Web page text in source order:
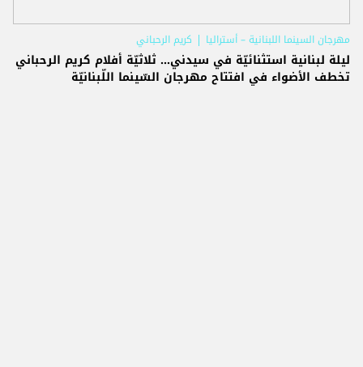
مهرجان السينما اللبنانية – أستراليا كريم الرحباني
ليلة لبنانية استثنائيّة في سيدني… ثلاثيّة أفلام كريم الرحباني
تخطف الأضواء في افتتاح مهرجان السّينما اللّبنانيّة